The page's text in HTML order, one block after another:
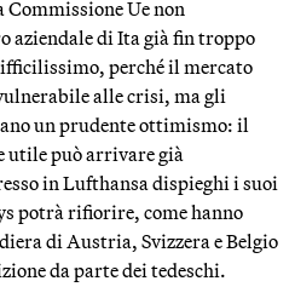
Ue non
aziendale di Ita già fin troppo
perché il mercato
alle crisi, ma gli
un prudente ottimismo: il
utile può arrivare già
in Lufthansa dispieghi i suoi
potrà rifiorire, come hanno
di Austria, Svizzera e Belgio
da parte dei tedeschi.